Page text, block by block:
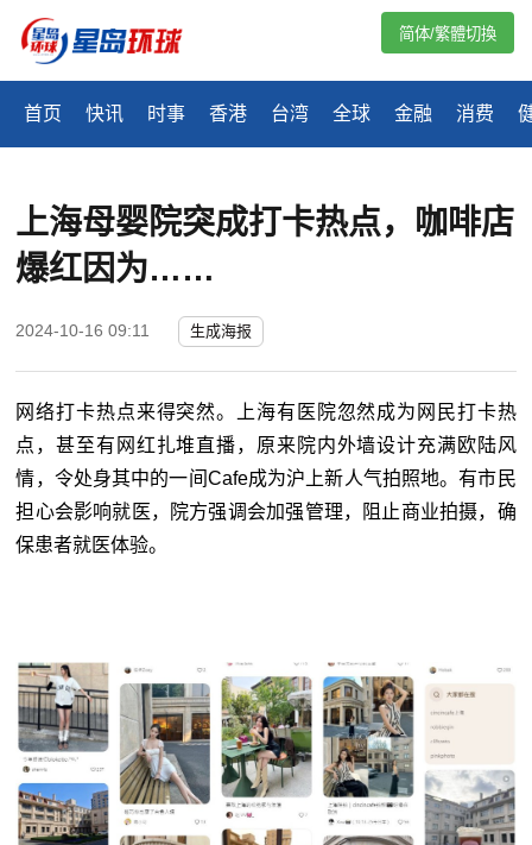
首页 快讯 时事 香港 台湾 全球 金融 消费
简体/繁體切換
上海母婴院突成打卡热点，咖啡店
爆红因为……
2024-10-16 09:11 生成海报
网络打卡热点来得突然。上海有医院忽然成为网民打卡热
点，甚至有网红扎堆直播，原来院内外墙设计充满欧陆风
情，令处身其中的一间Cafe成为沪上新人气拍照地。有市民
担心会影响就医，院方强调会加强管理，阻止商业拍摄，确
保患者就医体验。